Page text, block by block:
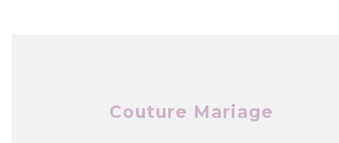
Couture Mariage